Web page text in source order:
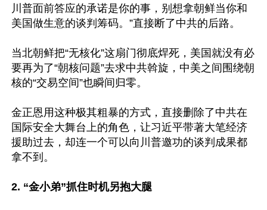
川普面前答应的承诺是你的事，别想拿朝鲜当你和
美国做生意的谈判筹码。”直接断了中共的后路。
当北朝鲜把“无核化”这扇门彻底焊死，美国就没有必
要再为了“朝核问题”去求中共斡旋，中美之间围绕朝
核的“交易空间”也瞬间归零。
金正恩用这种极其粗暴的方式，直接删除了中共在
国际安全大舞台上的角色，让习近平带著大笔经济
援助过去，却连一个可以向川普邀功的谈判成果都
拿不到。
2. “金小弟”抓住时机另抱大腿